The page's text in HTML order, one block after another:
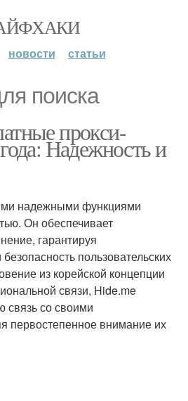
новости статьи
поиска
прокси-
Надежность и
надежными функциями
Он обеспечивает
гарантируя
пользовательских
из корейской концепции
связи, Hide.me
связь со своими
первостепенное внимание их